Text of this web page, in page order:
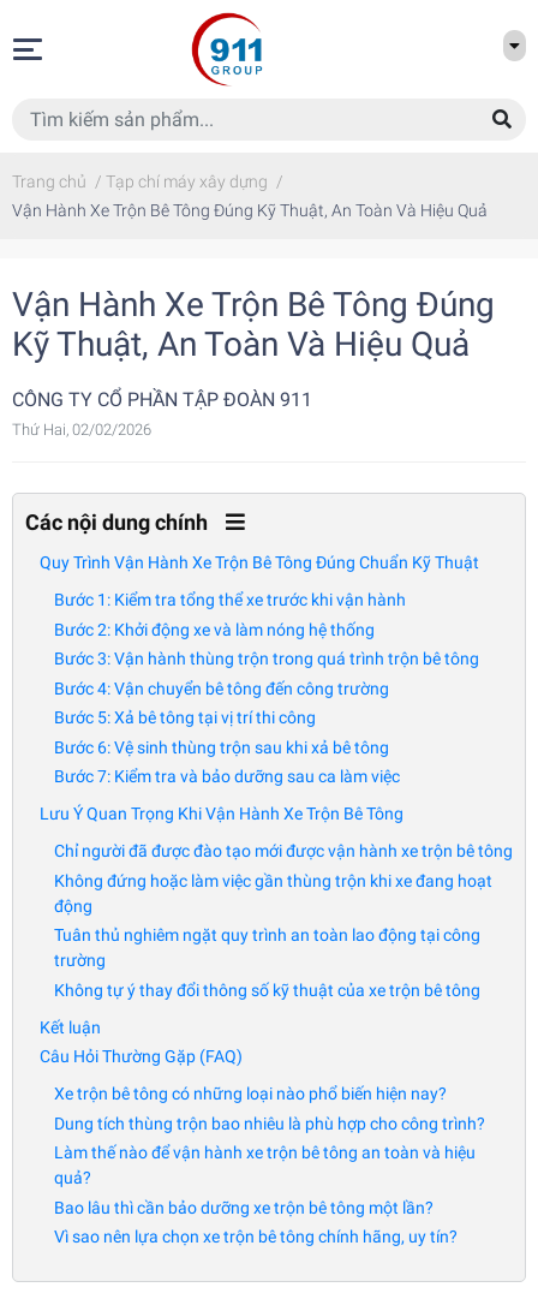
Trang chủ / Tạp chí máy xây dựng /
Vận Hành Xe Trộn Bê Tông Đúng Kỹ Thuật, An Toàn Và Hiệu Quả
Vận Hành Xe Trộn Bê Tông Đúng
Kỹ Thuật, An Toàn Và Hiệu Quả
CÔNG TY CỔ PHẦN TẬP ĐOÀN 911
Thứ Hai, 02/02/2026
Các nội dung chính
Quy Trình Vận Hành Xe Trộn Bê Tông Đúng Chuẩn Kỹ Thuật
Bước 1: Kiểm tra tổng thể xe trước khi vận hành
Bước 2: Khởi động xe và làm nóng hệ thống
Bước 3: Vận hành thùng trộn trong quá trình trộn bê tông
Bước 4: Vận chuyển bê tông đến công trường
Bước 5: Xả bê tông tại vị trí thi công
Bước 6: Vệ sinh thùng trộn sau khi xả bê tông
Bước 7: Kiểm tra và bảo dưỡng sau ca làm việc
Lưu Ý Quan Trọng Khi Vận Hành Xe Trộn Bê Tông
Chỉ người đã được đào tạo mới được vận hành xe trộn bê tông
Không đứng hoặc làm việc gần thùng trộn khi xe đang hoạt
động
Tuân thủ nghiêm ngặt quy trình an toàn lao động tại công
trường
Không tự ý thay đổi thông số kỹ thuật của xe trộn bê tông
Kết luận
Câu Hỏi Thường Gặp (FAQ)
Xe trộn bê tông có những loại nào phổ biến hiện nay?
Dung tích thùng trộn bao nhiêu là phù hợp cho công trình?
Làm thế nào để vận hành xe trộn bê tông an toàn và hiệu
quả?
Bao lâu thì cần bảo dưỡng xe trộn bê tông một lần?
Vì sao nên lựa chọn xe trộn bê tông chính hãng, uy tín?